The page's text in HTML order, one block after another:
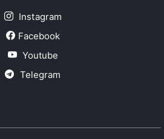
Instagram
Facebook
Youtube
Telegram